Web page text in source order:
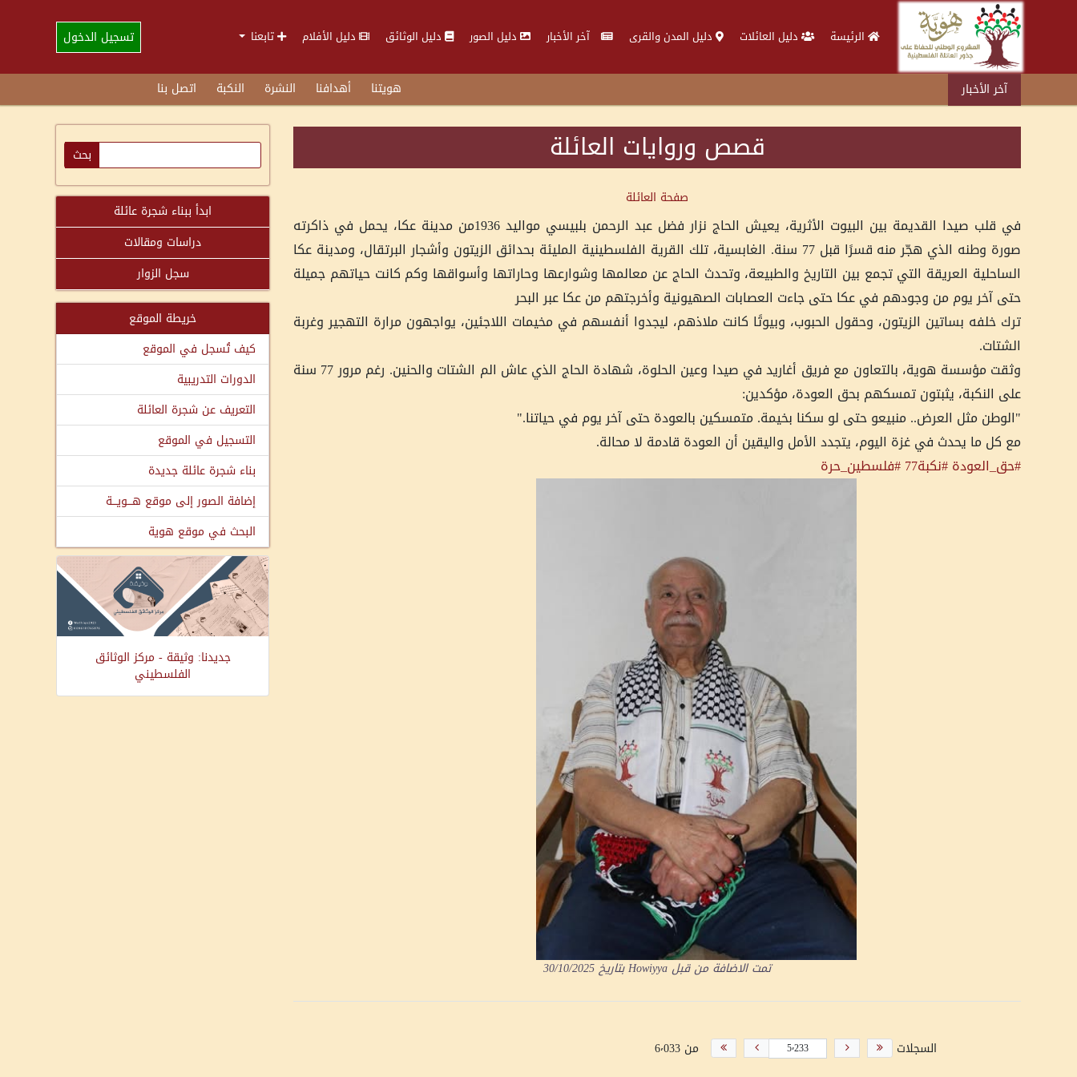
الرئيسة دليل العائلات دليل المدن والقرى آخر الأخبار دليل الصور دليل الوثائق دليل الأفلام تابعنا تسجيل الدخول
آخر الأخبار هويتنا أهدافنا النشرة النكبة اتصل بنا
قصص وروايات العائلة
صفحة العائلة
في قلب صيدا القديمة بين البيوت الأثرية، يعيش الحاج نزار فضل عبد الرحمن بلبيسي مواليد 1936من مدينة عكا، يحمل في ذاكرته
صورة وطنه الذي هجّر منه قسرًا قبل 77 سنة. الغابسية، تلك القرية الفلسطينية المليئة بحدائق الزيتون وأشجار البرتقال، ومدينة عكا
الساحلية العريقة التي تجمع بين التاريخ والطبيعة، وتحدث الحاج عن معالمها وشوارعها وحاراتها وأسواقها وكم كانت حياتهم جميلة
حتى آخر يوم من وجودهم في عكا حتى جاءت العصابات الصهيونية وأخرجتهم من عكا عبر البحر
ترك خلفه بساتين الزيتون، وحقول الحبوب، وبيوتًا كانت ملاذهم، ليجدوا أنفسهم في مخيمات اللاجئين، يواجهون مرارة التهجير وغربة
الشتات.
وثقت مؤسسة هوية، بالتعاون مع فريق أغاريد في صيدا وعين الحلوة، شهادة الحاج الذي عاش الم الشتات والحنين. رغم مرور 77 سنة
على النكبة، يثبتون تمسكهم بحق العودة، مؤكدين:
"الوطن مثل العرض.. منبيعو حتى لو سكنا بخيمة. متمسكين بالعودة حتى آخر يوم في حياتنا."
مع كل ما يحدث في غزة اليوم، يتجدد الأمل واليقين أن العودة قادمة لا محالة.
#حق_العودة#نكبة77 #فلسطين_حرة
تمت الاضافة من قبلHowiyyaبتاريخ30/10/2025
السجلات من 6٬033
ابدأ ببناء شجرة عائلة
دراسات ومقالات
سجل الزوار
خريطة الموقع
كيف تُسجل في الموقع
الدورات التدريبية
التعريف عن شجرة العائلة
التسجيل في الموقع
بناء شجرة عائلة جديدة
إضافة الصور إلى موقع هـــويـــة
البحث في موقع هوية
جديدنا: وثيقة - مركز الوثائق
الفلسطيني